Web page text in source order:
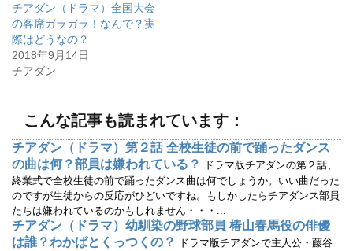
新
し
い
ウ
ィ
ン
ド
ウ
ま
す
ッ
ク
し
て
く
だ
い
ウ
ィ
ン
ド
ウ
で
開
き
ま
す
)
チアダン（ドラマ）全国大会
の客席ガラガラ！なんで？実
際はどうなの？
2018年9月14日
チアダン
こんな記事も読まれています：
チアダン（ドラマ）第２話 全校生徒の前で踊ったダンス
の曲は何？部員は嫌われている？
ドラマ版チアダンの第２話、
終業式で全校生徒の前で踊ったダンス曲は何でしょうか。いい曲だった
のですが生徒からの反応がひどいですね。もしかしたらチアダンス部員
たちは嫌われているのかもしれません・・・...
チアダン（ドラマ）幼馴染の野球部員 椿山春馬役の俳優
は誰？わかばとくっつくの？
ドラマ版チアダンで主人公・藤谷